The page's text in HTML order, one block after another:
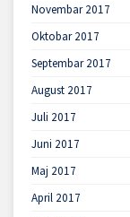
Novembar 2017
Oktobar 2017
Septembar 2017
August 2017
Juli 2017
Juni 2017
Maj 2017
April 2017